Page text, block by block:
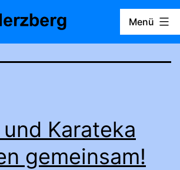
Menü
Karateka
gemeinsam!